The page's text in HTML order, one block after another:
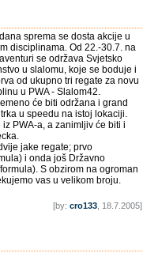
sprema se dosta akcije u
disciplinama. Od 22.-30.7. na
se održava Svjetsko
u slalomu, koje se boduje i
od ukupno tri regate za novu
u PWA - Slalom42.
će biti održana i grand
u speedu na istoj lokaciji.
PWA-a, a zanimljiv će biti i
jake regate; prvo
i onda još Državno
S obzirom na ogroman
vas u velikom broju.
[by: cro133, 18.7.2005]